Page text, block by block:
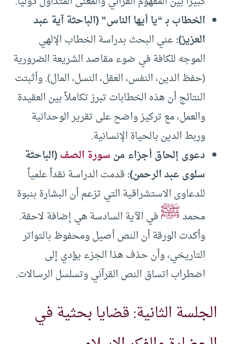
الخطاب بـ “يا أيها الناس” (الباحثة آية عبد
العزيز):عني البحث بدراسة الخطاب الإلهي
الموجه للكافة في ضوء مقاصد الشريعة الضرورية
(حفظ الدين، النفس، العقل، النسل، المال). وأثبتت
النتائج أن هذه الخطابات تبرز تكاملاً بين العقيدة
والعمل، مع تركيز واضح على تقرير الوحدانية
وربط الدين بالحياة الإنسانية.
دعوى إلحاق أجزاء منسورة الصف(الباحثة
سلوى عبد الرحمن):قدمت الدراسة نقداً علمياً
للدعاوى الاستشراقية التي تزعم أن البشارة بنبوة
محمدﷺفي الآية السادسة هي إضافة لاحقة.
وأكدت الورقة أن النص أصيل ومحفوظ بالتواتر
التاريخي، وأن حذف هذا الجزء يؤدي إلى
اضطراب اتساق النص القرآني وتسلسل الرسالات.
الجلسة الثانية: قضايا بحثية في